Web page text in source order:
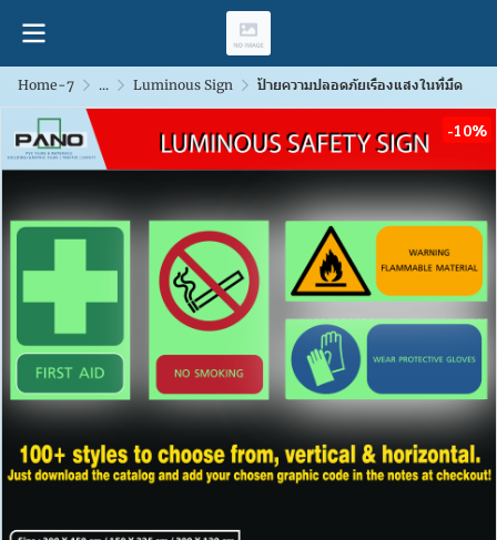
Home-7 ... Luminous Sign ป้ายความปลอดภัยเรืองแสงในที่มืด
-10%